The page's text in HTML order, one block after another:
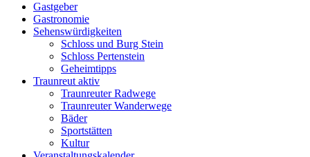
Gastgeber
Gastronomie
Sehenswürdigkeiten
Schloss und Burg Stein
Schloss Pertenstein
Geheimtipps
Traunreut aktiv
Traunreuter Radwege
Traunreuter Wanderwege
Bäder
Sportstätten
Kultur